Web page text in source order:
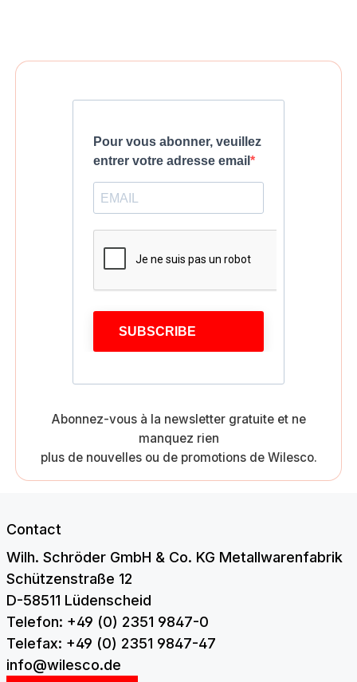
Pour vous abonner, veuillez
entrer votre adresse email
SUBSCRIBE
Abonnez-vous à la newsletter gratuite et ne
manquez rien
plus de nouvelles ou de promotions de Wilesco.
Contact
Wilh. Schröder GmbH & Co. KG Metallwarenfabrik
Schützenstraße 12
D-58511 Lüdenscheid
Telefon: +49 (0) 2351 9847-0
Telefax: +49 (0) 2351 9847-47
info@wilesco.de